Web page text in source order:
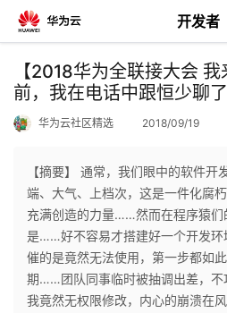
开发者
返
回
个
人
主
我
的
【2018华为全联接大会
前，我在电话中跟恒少聊
华为云社区精选 2018/09/19
【摘要】 通常，我们眼中的软件
端、大气、上档次，这是一件化腐
充满创造的力量……然而在程序猿们
是……好不容易才搭建好一个开发环
催的是竟然无法使用，第一步都如
期……团队同事临时被抽调出差，不
我竟然无权限修改，内心的崩溃在